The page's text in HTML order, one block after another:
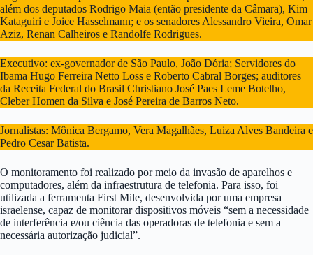
além dos deputados Rodrigo Maia (então presidente da Câmara), Kim
Kataguiri e Joice Hasselmann; e os senadores Alessandro Vieira, Omar
Aziz, Renan Calheiros e Randolfe Rodrigues.
Executivo: ex-governador de São Paulo, João Dória; Servidores do
Ibama Hugo Ferreira Netto Loss e Roberto Cabral Borges; auditores
da Receita Federal do Brasil Christiano José Paes Leme Botelho,
Cleber Homen da Silva e José Pereira de Barros Neto.
Jornalistas: Mônica Bergamo, Vera Magalhães, Luiza Alves Bandeira e
Pedro Cesar Batista.
O monitoramento foi realizado por meio da invasão de aparelhos e
computadores, além da infraestrutura de telefonia. Para isso, foi
utilizada a ferramenta First Mile, desenvolvida por uma empresa
israelense, capaz de monitorar dispositivos móveis “sem a necessidade
de interferência e/ou ciência das operadoras de telefonia e sem a
necessária autorização judicial”.